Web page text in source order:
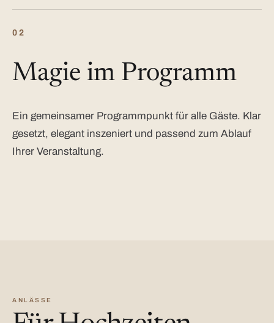
02
Magie im Programm
Ein gemeinsamer Programmpunkt für alle Gäste. Klar
gesetzt, elegant inszeniert und passend zum Ablauf
Ihrer Veranstaltung.
ANLÄSSE